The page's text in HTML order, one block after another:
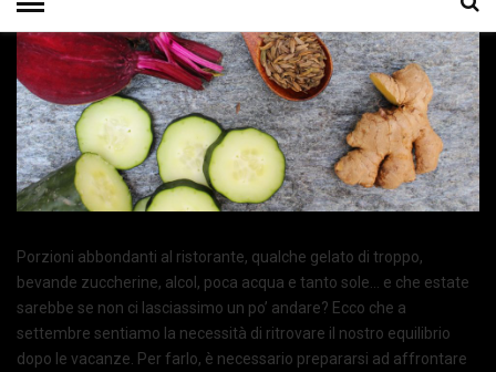
Porzioni abbondanti al ristorante, qualche gelato di troppo,
bevande zuccherine, alcol, poca acqua e tanto sole… e che estate
sarebbe se non ci lasciassimo un po’ andare? Ecco che a
settembre sentiamo la necessità di ritrovare il nostro equilibrio
dopo le vacanze. Per farlo, è necessario prepararsi ad affrontare